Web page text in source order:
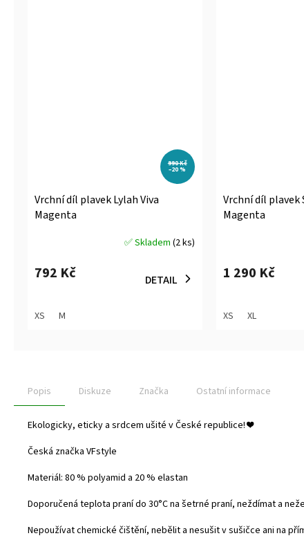
990 Kč
–20 %
Vrchní díl plavek Lylah Viva
Magenta
produktu
z
5
✅ Skladem (2 ks)
792 Kč DETAIL
XS M
Vrchní díl plavek
Magenta
produktu
z
5
1 290 Kč
XS XL
Popis Diskuze Značka Ostatní informace
Ekologicky, eticky a srdcem ušité v České republice!❤️
Česká značka VFstyle
Materiál: 80 % polyamid a 20 % elastan
Doporučená teplota praní do 30°C na šetrné praní, neždímat a
Nepoužívat chemické čištění, nebělit a nesušit v sušičce ani na